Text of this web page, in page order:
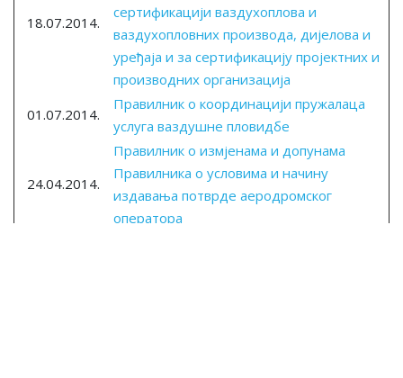
18.07.2014.
сертификацији ваздухоплова и
ваздухопловних производа, дијелова и
уређаја и за сертификацију пројектних и
производних организација
01.07.2014.
Правилник о координацији пружалаца
услуга ваздушне пловидбе
24.04.2014.
Правилник о измјенама и допунама
Правилника о условима и начину
издавања потврде аеродромског
оператора